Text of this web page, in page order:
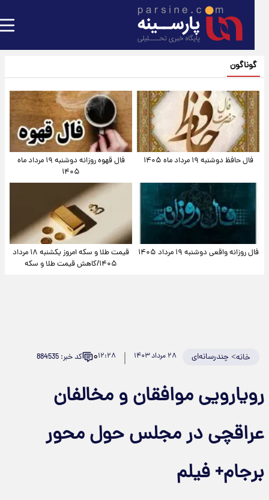
گوناگون
فال حافظ دوشنبه ۱۹ مرداد ماه ۱۴۰۵
فال قهوه روزانه دوشنبه ۱۹ مرداد ماه
۱۴۰۵
فال روزانه واقعی دوشنبه ۱۹ مرداد ۱۴۰۵
قیمت طلا و سکه امروز یکشنبه ۱۸ مرداد
۱۴۰۵/کاهش قیمت طلا و سکه
خانه>چندرسانه‌ای ۲۸ مرداد ۱۴۰۳ ۱۲:۲۸۰ کد خبر: 884535
موافقان و مخالفان
در مجلس حول محور
فیلم